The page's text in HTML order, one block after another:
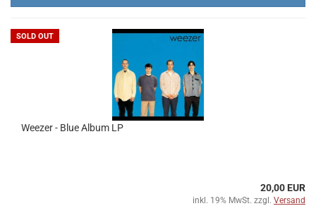
SOLD OUT
Weezer - Blue Album LP
20,00 EUR
inkl. 19% MwSt. zzgl. Versand